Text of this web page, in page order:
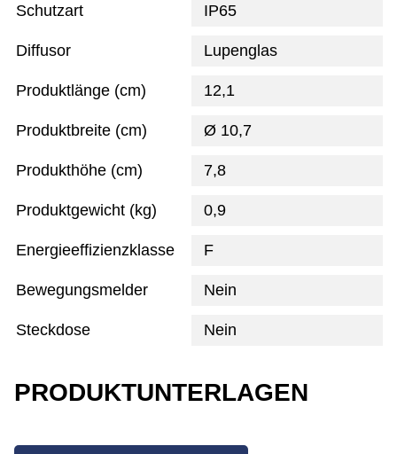
Schutzart IP65
Diffusor Lupenglas
Produktlänge (cm) 12,1
Produktbreite (cm) Ø 10,7
Produkthöhe (cm) 7,8
Produktgewicht (kg) 0,9
Energieeffizienzklasse F
Bewegungsmelder Nein
Steckdose Nein
PRODUKTUNTERLAGEN